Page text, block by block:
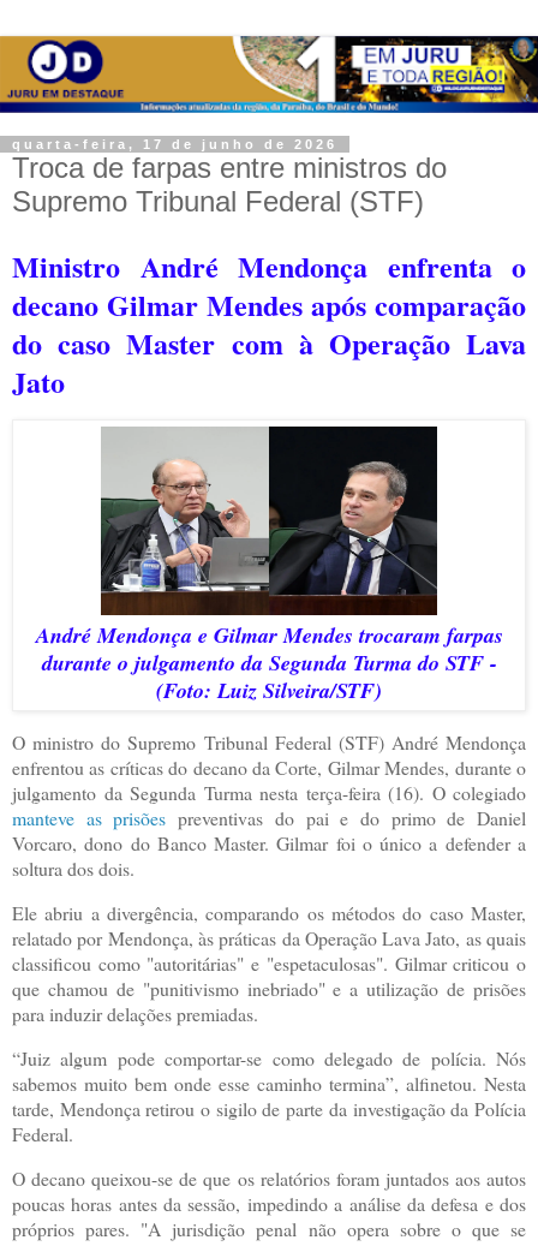
quarta-feira, 17 de junho de 2026
Troca de farpas entre ministros do
Supremo Tribunal Federal (STF)
Ministro André Mendonça enfrenta o
decano Gilmar Mendes após comparação
do caso Master com à Operação Lava
Jato
André Mendonça e Gilmar Mendes trocaram farpas
durante o julgamento da Segunda Turma do STF -
(Foto: Luiz Silveira/STF)
O ministro do Supremo Tribunal Federal (STF) André Mendonça
enfrentou as críticas do decano da Corte, Gilmar Mendes, durante o
julgamento da Segunda Turma nesta terça-feira (16). O colegiado
manteve as prisões preventivas do pai e do primo de Daniel
Vorcaro, dono do Banco Master. Gilmar foi o único a defender a
soltura dos dois.
Ele abriu a divergência, comparando os métodos do caso Master,
relatado por Mendonça, às práticas da Operação Lava Jato, as quais
classificou como "autoritárias" e "espetaculosas". Gilmar criticou o
que chamou de "punitivismo inebriado" e a utilização de prisões
para induzir delações premiadas.
“Juiz algum pode comportar-se como delegado de polícia. Nós
sabemos muito bem onde esse caminho termina”, alfinetou. Nesta
tarde, Mendonça retirou o sigilo de parte da investigação da Polícia
Federal.
O decano queixou-se de que os relatórios foram juntados aos autos
poucas horas antes da sessão, impedindo a análise da defesa e dos
próprios pares. "A jurisdição penal não opera sobre o que se